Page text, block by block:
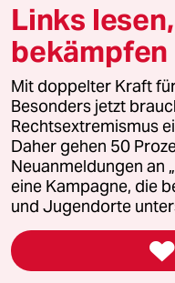
© 2026 taz Verlags und
Alle Rechte vorbehalten. Bei
wenden Sie sich bitte an
Feedback
Leitlinie Informant
Seitenwende
Links
bekämpfen
Mit doppelter Kraft
Besonders jetzt
Rechtsextremismus
Daher gehen 50
Neuanmeldungen an
eine Kampagne, die
und Jugendorte
